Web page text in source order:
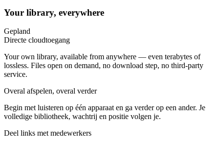
Your library, everywhere
Gepland
Directe cloudtoegang
Your own library, available from anywhere — even terabytes of
lossless. Files open on demand, no download step, no third-party
service.
Overal afspelen, overal verder
Begin met luisteren op één apparaat en ga verder op een ander. Je
volledige bibliotheek, wachtrij en positie volgen je.
Deel links met medewerkers